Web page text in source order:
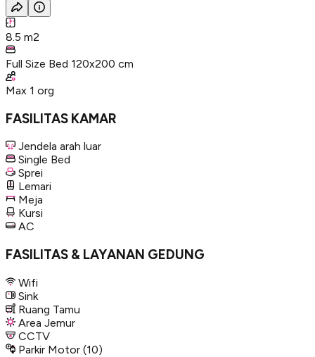
8.5 m2
Full Size Bed 120x200 cm
Max 1 org
FASILITAS KAMAR
Jendela arah luar
Single Bed
Sprei
Lemari
Meja
Kursi
AC
FASILITAS & LAYANAN GEDUNG
Wifi
Sink
Ruang Tamu
Area Jemur
CCTV
Parkir Motor (10)